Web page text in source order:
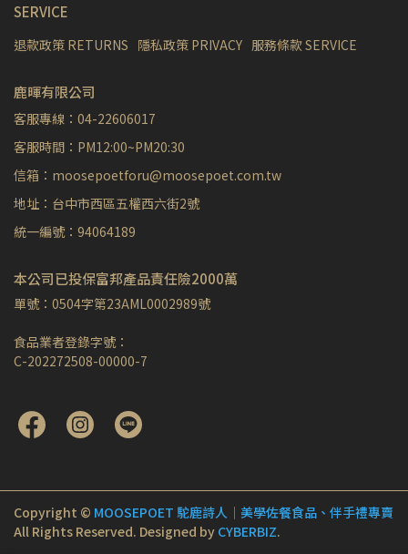
SERVICE
退款政策 RETURNS 隱私政策 PRIVACY 服務條款 SERVICE
鹿暉有限公司
客服專線：04-22606017
客服時間：PM12:00~PM20:30
信箱：moosepoetforu@moosepoet.com.tw
地址：台中市西區五權西六街2號
統一編號：94064189
本公司已投保富邦產品責任險2000萬
單號：0504字第23AML0002989號
食品業者登錄字號：
C-202272508-00000-7
Copyright © MOOSEPOET 駝鹿詩人｜美學佐餐食品、伴手禮專賣
All Rights Reserved. Designed by CYBERBIZ.